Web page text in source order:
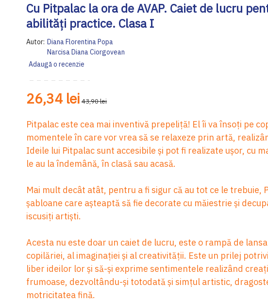
Cu Pitpalac la ora de AVAP. Caiet de lucru
abilități practice. Clasa I
Autor: Diana Florentina Popa
Narcisa Diana Ciorgovean
Adaugă o recenzie
26,34 lei 43,90 lei
Pitpalac este cea mai inventivă prepeliță! El îi va însoți pe
momentele în care vor vrea să se relaxeze prin artă,
Ideile lui Pitpalac sunt accesibile și pot fi realizate ușor, cu
le au la îndemână, în clasă sau acasă.
Mai mult decât atât, pentru a fi sigur că au tot ce le trebuie,
șabloane care așteaptă să fie decorate cu măiestrie și
iscusiți artiști.
Acesta nu este doar un caiet de lucru, este o rampă de
copilăriei, al imaginației și al creativității. Este un prilej
liber ideilor lor și să-și exprime sentimentele realizând
frumoase, dezvoltându-și totodată și simțul artistic,
motricitatea fină.